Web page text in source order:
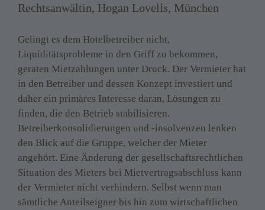
Rechtsanwältin, Hogan Lovells, München
Gelingt es dem Hotelbetreiber nicht,
Liquiditätsprobleme in den Griff zu bekommen,
geraten Mietzahlungen unter Druck. Der Vermieter hat
in den Betreiber und dessen Konzept investiert und
daher ein primäres Interesse daran, Lösungen zu
finden, die den Betrieb stabilisieren.
Betreiberkonsolidierungen und -insolvenzen lenken
den Blick auf die Gruppe, welcher der Mieter
angehört. Eine Änderung der gesellschaftsrechtlichen
Situation des Mieters bei Mietvertragsabschluss kann
der Vermieter nicht verhindern. Selbst wenn man
sämtliche Anteilseigner bis hin zum wirtschaftlichen